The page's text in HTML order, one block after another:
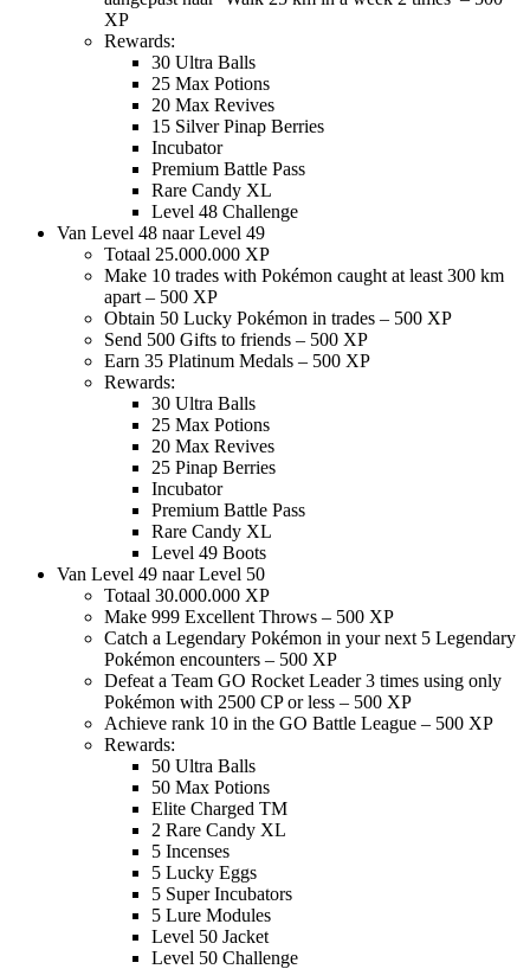
XP
Rewards:
30 Ultra Balls
25 Max Potions
20 Max Revives
15 Silver Pinap Berries
Incubator
Premium Battle Pass
Rare Candy XL
Level 48 Challenge
Van Level 48 naar Level 49
Totaal 25.000.000 XP
Make 10 trades with Pokémon caught at least 300 km
apart – 500 XP
Obtain 50 Lucky Pokémon in trades – 500 XP
Send 500 Gifts to friends – 500 XP
Earn 35 Platinum Medals – 500 XP
Rewards:
30 Ultra Balls
25 Max Potions
20 Max Revives
25 Pinap Berries
Incubator
Premium Battle Pass
Rare Candy XL
Level 49 Boots
Van Level 49 naar Level 50
Totaal 30.000.000 XP
Make 999 Excellent Throws – 500 XP
Catch a Legendary Pokémon in your next 5 Legendary
Pokémon encounters – 500 XP
Defeat a Team GO Rocket Leader 3 times using only
Pokémon with 2500 CP or less – 500 XP
Achieve rank 10 in the GO Battle League – 500 XP
Rewards:
50 Ultra Balls
50 Max Potions
Elite Charged TM
2 Rare Candy XL
5 Incenses
5 Lucky Eggs
5 Super Incubators
5 Lure Modules
Level 50 Jacket
Level 50 Challenge